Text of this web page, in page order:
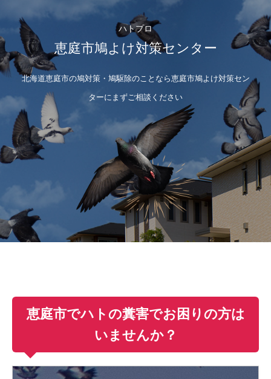
ハトプロ
恵庭市鳩よけ対策センター
北海道恵庭市の鳩対策・鳩駆除のことなら恵庭市鳩よけ対策セン
ターにまずご相談ください
恵庭市でハトの糞害でお困りの方は
いませんか？